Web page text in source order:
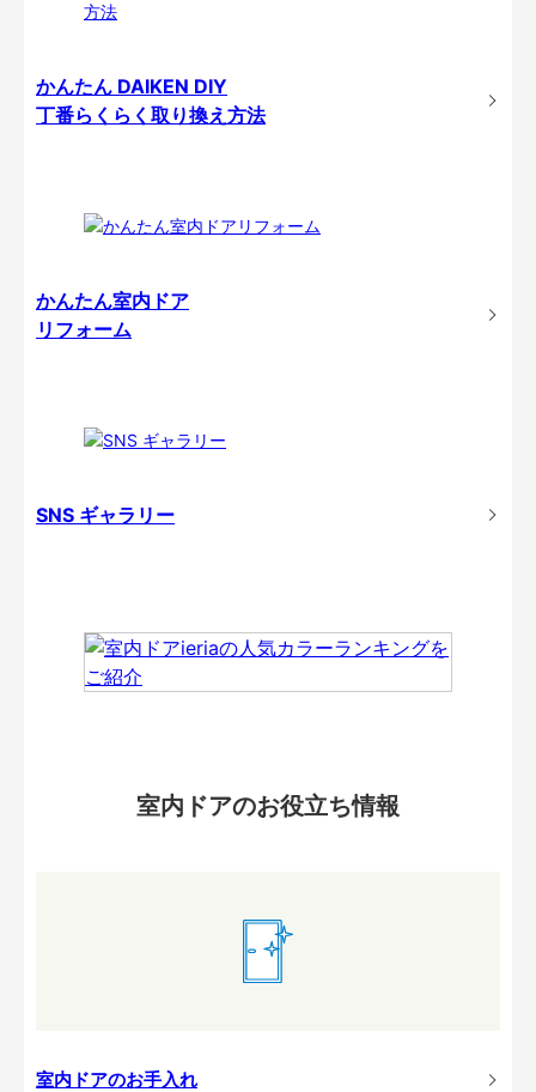
かんたん DAIKEN DIY
丁番らくらく取り換え方法
かんたん室内ドア
リフォーム
SNS ギャラリー
室内ドアのお役立ち情報
室内ドアのお手入れ